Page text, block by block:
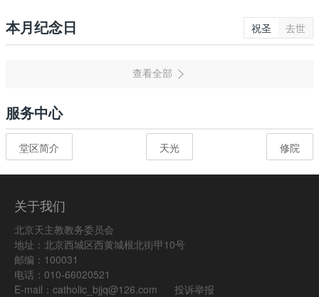
本月纪念日 祝圣 去世
服务中心
堂区简介 天光 修院
关于我们
北京天主教教务委员会
地址：北京西城区西黄城根北街甲10号
邮编：100031
电话：010-66020521
E-mail：catholic_bjjq@126.com 投诉举报